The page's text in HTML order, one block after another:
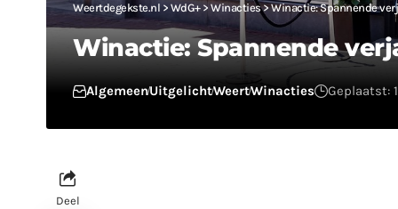
Weertdegekste.nl > WdG+> Winacties>Winactie: Spannende
Winactie: Spannende
AlgemeenUitgelichtWeertWinacties Geplaatst:
Deel